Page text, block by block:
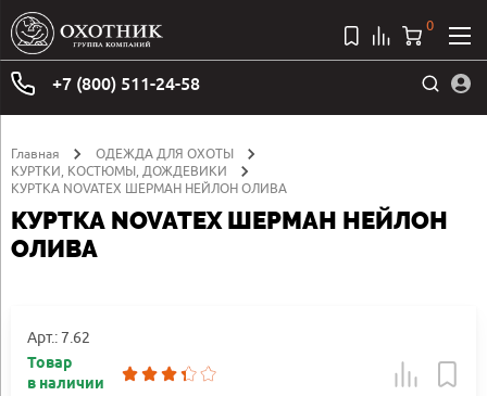
+7 (800) 511-24-58
0
Главная
ОДЕЖДА ДЛЯ ОХОТЫ
КУРТКИ, КОСТЮМЫ, ДОЖДЕВИКИ
КУРТКА NOVATEX ШЕРМАН НЕЙЛОН ОЛИВА
КУРТКА NOVATEX ШЕРМАН НЕЙЛОН
ОЛИВА
Арт.: 7.62
Товар
в наличии